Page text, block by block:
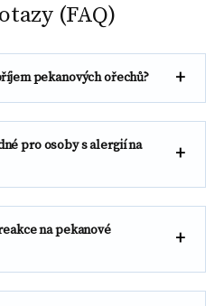
(FAQ)
pekanových ořechů?
pro osoby s alergií na
na pekanové